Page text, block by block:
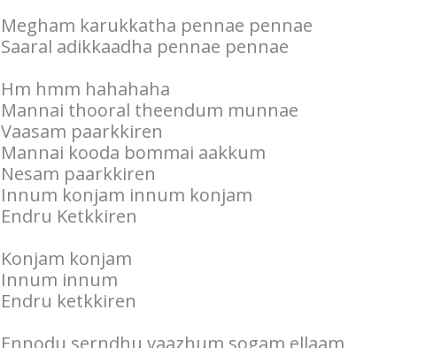
Megham karukkatha pennae pennae
Saaral adikkaadha pennae pennae
Hm hmm hahahaha
Mannai thooral theendum munnae
Vaasam paarkkiren
Mannai kooda bommai aakkum
Nesam paarkkiren
Innum konjam innum konjam
Endru Ketkkiren
Konjam konjam
Innum innum
Endru ketkkiren